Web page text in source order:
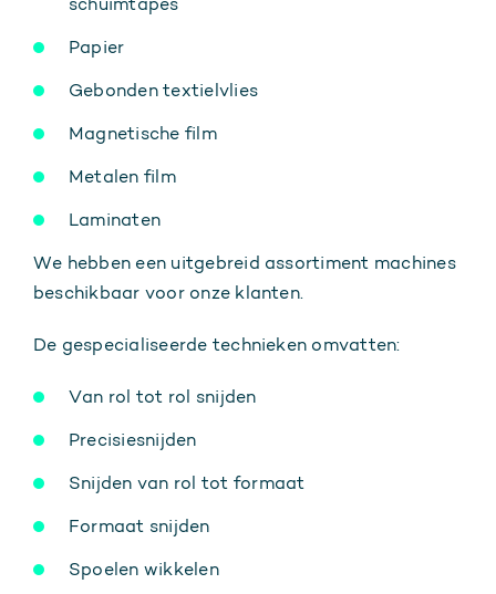
Papier
Gebonden textielvlies
Magnetische film
Metalen film
Laminaten
We hebben een uitgebreid assortiment machines
beschikbaar voor onze klanten.
De gespecialiseerde technieken omvatten:
Van rol tot rol snijden
Precisiesnijden
Snijden van rol tot formaat
Formaat snijden
Spoelen wikkelen